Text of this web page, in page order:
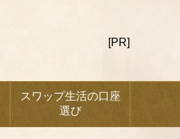
[PR]
スワップ生活の口座
選び